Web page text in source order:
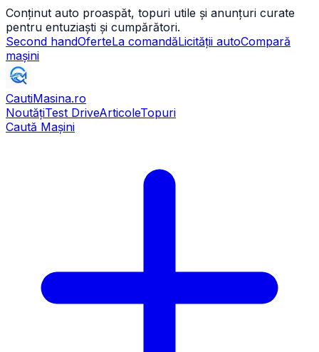
Conținut auto proaspăt, topuri utile și anunțuri curate
pentru entuziaști și cumpărători.
Second handOferteLa comandăLicității autoCompară
mașini
CautiMasina.ro
NoutățiTest DriveArticoleTopuri
Caută Mașini